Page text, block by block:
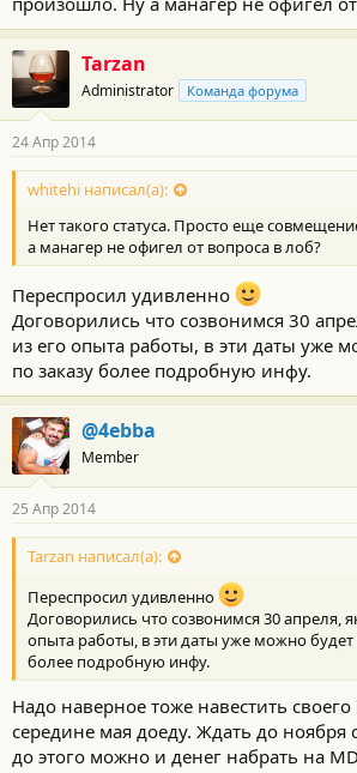
Tarzan
Administrator Команда форума
24 Апр 2014
whitehi написал(а):
Нет такого статуса. Просто еще
а манагер не офигел от вопроса в лоб?
Переспросил удивленно
Договорились что созвонимся 30
из его опыта работы, в эти даты уже
по заказу более подробную инфу.
@4ebba
Member
25 Апр 2014
Tarzan написал(а):
Переспросил удивленно
Договорились что созвонимся 30 апреля,
опыта работы, в эти даты уже можно будет
более подробную инфу.
Надо наверное тоже навестить
середине мая доеду. Ждать до ноября
до этого можно и денег набрать на